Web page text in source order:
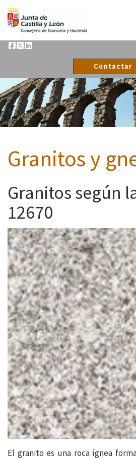
Contactar
Granitos y
Granitos según
12670
El granito es una roca ígnea